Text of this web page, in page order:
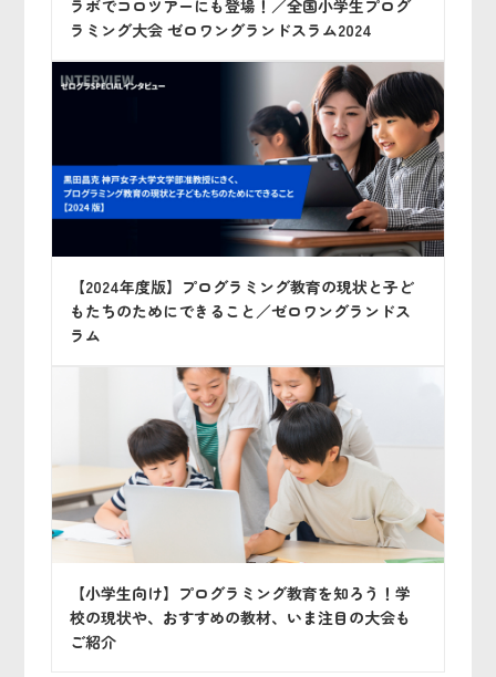
ラボでコロツアーにも登場！／全国小学生プログ
ラミング大会 ゼロワングランドスラム2024
【2024年度版】プログラミング教育の現状と子ど
もたちのためにできること／ゼロワングランドス
ラム
【小学生向け】プログラミング教育を知ろう！学
校の現状や、おすすめの教材、いま注目の大会も
ご紹介